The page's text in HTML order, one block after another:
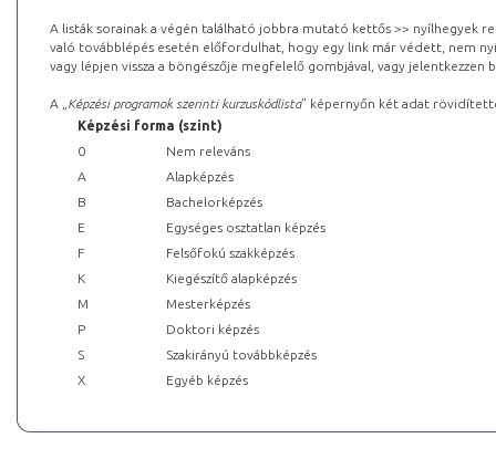
A listák sorainak a végén található jobbra mutató kettős >> nyílhegyek
való továbblépés esetén előfordulhat, hogy egy link már védett, nem
vagy lépjen vissza a böngészője megfelelő gombjával, vagy
A „ Képzési programok szerinti kurzuskódlista” képernyőn két adat
Képzési forma (szint)
0
Nem releváns
A
Alapképzés
B
Bachelorképzés
E
Egységes osztatlan képzés
F
Felsőfokú szakképzés
K
Kiegészítő alapképzés
M
Mesterképzés
P
Doktori képzés
S
Szakirányú továbbképzés
X
Egyéb képzés